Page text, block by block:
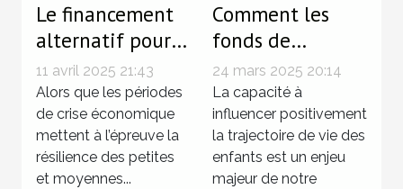
Le financement
alternatif pour
les PME en
période de crise
économique
11 avril 2025 21:43
Alors que les périodes
de crise économique
mettent à l’épreuve la
résilience des petites
et moyennes...
Comment les
fonds de
dotation
peuvent
transformer la
vie des enfants
24 mars 2025 20:14
La capacité à
influencer positivement
la trajectoire de vie des
enfants est un enjeu
majeur de notre